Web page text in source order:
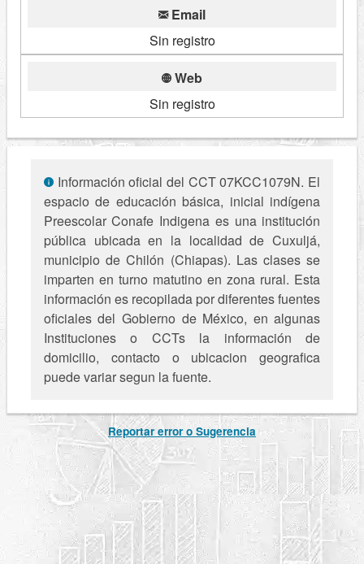
Email
Sin registro
Web
Sin registro
Información oficial del CCT 07KCC1079N. El
espacio de educación básica, inicial indígena
Preescolar Conafe Indigena es una institución
pública ubicada en la localidad de Cuxuljá,
municipio de Chilón (Chiapas). Las clases se
imparten en turno matutino en zona rural. Esta
información es recopilada por diferentes fuentes
oficiales del Gobierno de México, en algunas
Instituciones o CCTs la información de
domicilio, contacto o ubicacion geografica
puede variar segun la fuente.
Reportar error o Sugerencia